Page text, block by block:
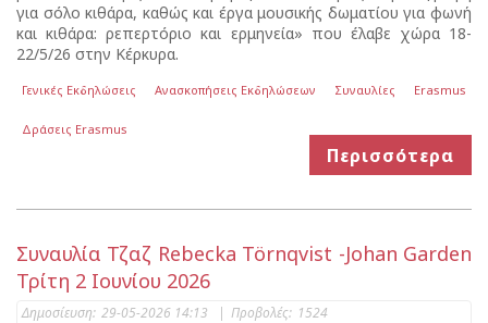
για σόλο κιθάρα, καθώς και έργα μουσικής δωματίου για φωνή
και κιθάρα: ρεπερτόριο και ερμηνεία» που έλαβε χώρα 18-
22/5/26 στην Κέρκυρα.
Γενικές Εκδηλώσεις Ανασκοπήσεις Εκδηλώσεων Συναυλίες Erasmus
Δράσεις Erasmus
Περισσότερα
Συναυλία Τζαζ Rebecka Törnqvist -Johan Garden
Τρίτη 2 Ιουνίου 2026
Δημοσίευση: 29-05-2026 14:13 | Προβολές: 1524